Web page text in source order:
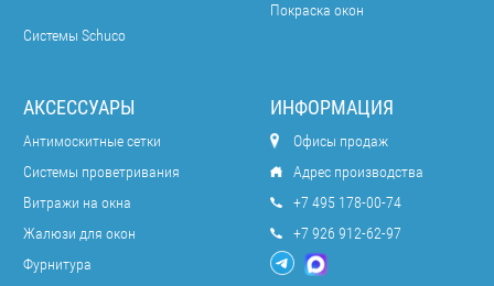
Системы Schuco
Покраска окон
АКСЕССУАРЫ
Антимоскитные сетки
Системы проветривания
Витражи на окна
Жалюзи для окон
Фурнитура
ИНФОРМАЦИЯ
Офисы продаж
Адрес производства
+7 495 178-00-74
+7 926 912-62-97